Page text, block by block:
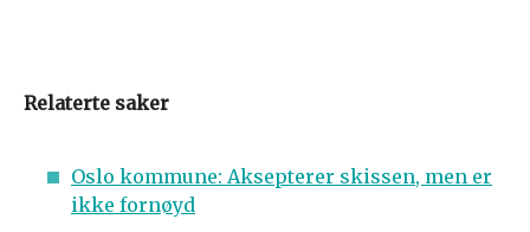
Relaterte saker
Oslo kommune: Aksepterer skissen, men er
ikke fornøyd